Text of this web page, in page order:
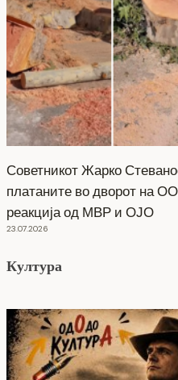
Советникот Жарко
платаните во дворот на
реакција од МВР и ОЈО
23.07.2026
Култура